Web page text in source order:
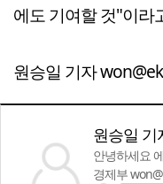
에도 기여할 것"이라
원승일 기자
원승일 기
안녕하세요
경제부